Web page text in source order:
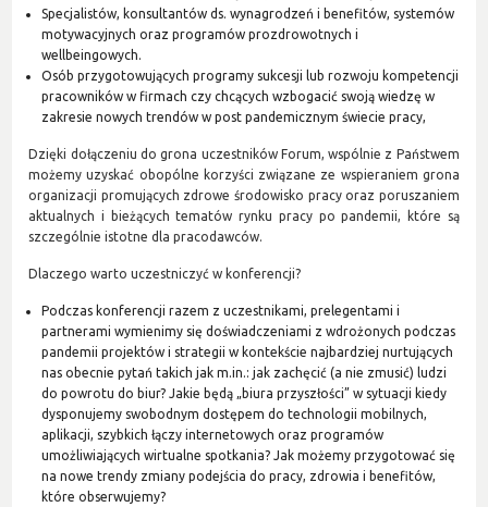
Specjalistów, konsultantów ds. wynagrodzeń i benefitów, systemów
motywacyjnych oraz programów prozdrowotnych i
wellbeingowych.
Osób przygotowujących programy sukcesji lub rozwoju kompetencji
pracowników w firmach czy chcących wzbogacić swoją wiedzę w
zakresie nowych trendów w post pandemicznym świecie pracy,
Dzięki dołączeniu do grona uczestników Forum, wspólnie z Państwem
możemy uzyskać obopólne korzyści związane ze wspieraniem grona
organizacji promujących zdrowe środowisko pracy oraz poruszaniem
aktualnych i bieżących tematów rynku pracy po pandemii, które są
szczególnie istotne dla pracodawców.
Dlaczego warto uczestniczyć w konferencji?
Podczas konferencji razem z uczestnikami, prelegentami i
partnerami wymienimy się doświadczeniami z wdrożonych podczas
pandemii projektów i strategii w kontekście najbardziej nurtujących
nas obecnie pytań takich jak m.in.: jak zachęcić (a nie zmusić) ludzi
do powrotu do biur? Jakie będą „biura przyszłości” w sytuacji kiedy
dysponujemy swobodnym dostępem do technologii mobilnych,
aplikacji, szybkich łączy internetowych oraz programów
umożliwiających wirtualne spotkania? Jak możemy przygotować się
na nowe trendy zmiany podejścia do pracy, zdrowia i benefitów,
które obserwujemy?